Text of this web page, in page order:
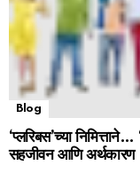
Blog
‘प्लरिबस’च्या
सहजीवन आणि अर्थकारण